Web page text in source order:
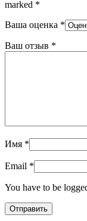
marked *
Ваша оценка *
Ваш отзыв *
Имя *
Email *
You have to be